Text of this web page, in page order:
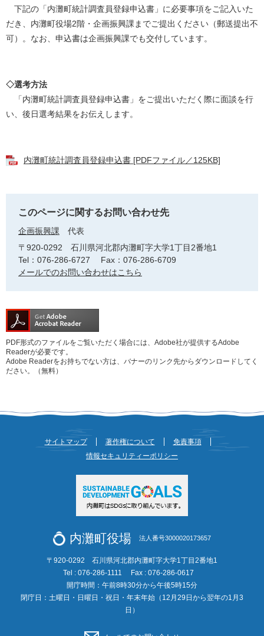
下記の「内灘町統計調査員登録申込書」に必要事項をご記入いた
だき、内灘町役場2階・企画振興課までご提出ください（郵送提出不
可）。なお、申込書は企画振興課でも交付しています。
◇選考方法
「内灘町統計調査員登録申込書」をご提出いただく際に面談を行
い、後日選考結果をお伝えします。
内灘町統計調査員登録申込書 [PDFファイル／125KB]
このページに関するお問い合わせ先
企画振興課
代表
〒920-0292
石川県河北郡内灘町字大学1丁目2番地1
Tel：076-286-6727
Fax：076-286-6709
メールでのお問い合わせはこちら
PDF形式のファイルをご覧いただく場合には、Adobe社が提供するAdobe
Readerが必要です。
Adobe Readerをお持ちでない方は、バナーのリンク先からダウンロードしてく
ださい。（無料）
サイトマップ 著作権について
免責事項
情報セキュリティーポリシー
内灘町役場 法人番号3000020173657
〒920-0292 石川県河北郡内灘町字大学1丁目2番地1
Tel : 076-286-1111
Fax : 076-286-0617
開庁時間：午前8時30分から午後5時15分
閉庁日：土曜日・日曜日・祝日・年末年始（12月29日から翌年の1月3
日）